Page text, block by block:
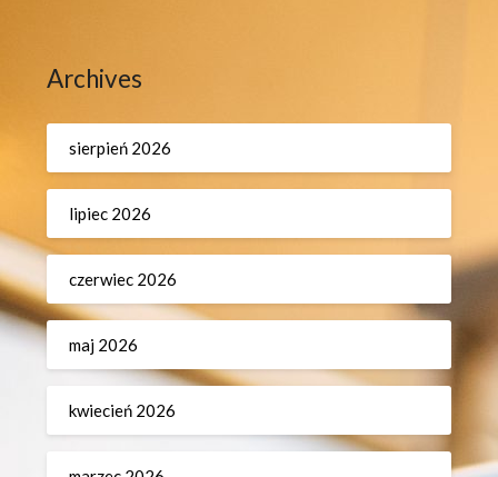
Archives
sierpień 2026
lipiec 2026
czerwiec 2026
maj 2026
kwiecień 2026